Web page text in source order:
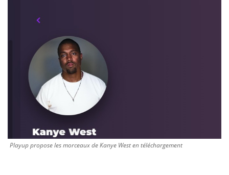
Playup propose les morceaux de Kanye West en téléchargement